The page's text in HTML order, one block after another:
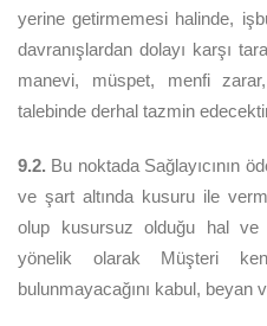
yerine getirmemesi halinde,
davranışlardan dolayı karşı
manevi, müspet, menfi
talebinde derhal tazmin
9.2. Bu noktada Sağlayıcının
ve şart altında kusuru ile
olup kusursuz olduğu hal ve
yönelik olarak Müşteri
bulunmayacağını kabul, beyan